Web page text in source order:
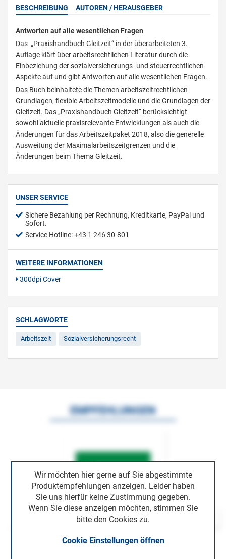
BESCHREIBUNG AUTOREN / HERAUSGEBER
Antworten auf alle wesentlichen Fragen
Das „Praxishandbuch Gleitzeit“ in der überarbeiteten 3.
Auflage klärt über arbeitsrechtlichen Literatur durch die
Einbeziehung der sozialversicherungs- und steuerrechtlichen
Aspekte auf und gibt Antworten auf alle wesentlichen Fragen.
Das Buch beinhaltete die Themen arbeitszeitrechtlichen
Grundlagen, flexible Arbeitszeitmodelle und die Grundlagen der
Gleitzeit. Das „Praxishandbuch Gleitzeit“ berücksichtigt
sowohl aktuelle praxisrelevante Entwicklungen als auch die
Änderungen für das Arbeitszeitpaket 2018, also die generelle
Ausweitung der Maximalarbeitszeitgrenzen und die
Änderungen beim Thema Gleitzeit.
UNSER SERVICE
Sichere Bezahlung per Rechnung, Kreditkarte, PayPal und
Sofort.
Service Hotline: +43 1 246 30-801
WEITERE INFORMATIONEN
300dpi Cover
SCHLAGWORTE
Arbeitszeit Sozialversicherungsrecht
Wir möchten hier gerne auf Sie abgestimmte
Produktempfehlungen anzeigen. Leider haben
Sie uns hierfür keine Zustimmung gegeben.
Wenn Sie diese anzeigen möchten, stimmen Sie
bitte den Cookies zu.
Cookie Einstellungen öffnen
EMPFEHLUNGEN